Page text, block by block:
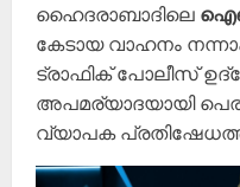
ഹൈദരാബാദിലെ
കേടായ വാഹനം
ട്രാഫിക് പോലീസ്
അപമര്യാദയായി
വ്യാപക